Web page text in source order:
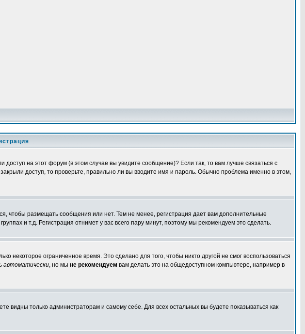
на этот форум (в этом случае вы увидите сообщение)? Если так, то вам лучше связаться с
доступ, то проверьте, правильно ли вы вводите имя и пароль. Обычно проблема именно в этом,
чтобы размещать сообщения или нет. Тем не менее, регистрация дает вам дополнительные
и т.д. Регистрация отнимет у вас всего пару минут, поэтому мы рекомендуем это сделать.
некоторое ограниченное время. Это сделано для того, чтобы никто другой не смог воспользоваться
автоматически, но мы не рекомендуем вам делать это на общедоступном компьютере, например в
видны только администраторам и самому себе. Для всех остальных вы будете показываться как